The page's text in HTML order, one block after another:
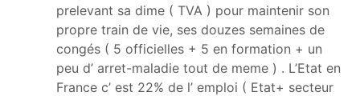
prelevant sa dime ( TVA ) pour maintenir son
propre train de vie, ses douzes semaines de
congés ( 5 officielles + 5 en formation + un
peu d’ arret-maladie tout de meme ) . L’Etat en
France c’ est 22% de l’ emploi ( Etat+ secteur